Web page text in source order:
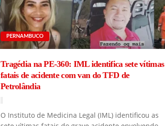
PERNAMBUCO
Tragédia na PE-360: IML identifica sete vítimas
fatais de acidente com van do TFD de
Petrolândia
O Instituto de Medicina Legal (IML) identificou as